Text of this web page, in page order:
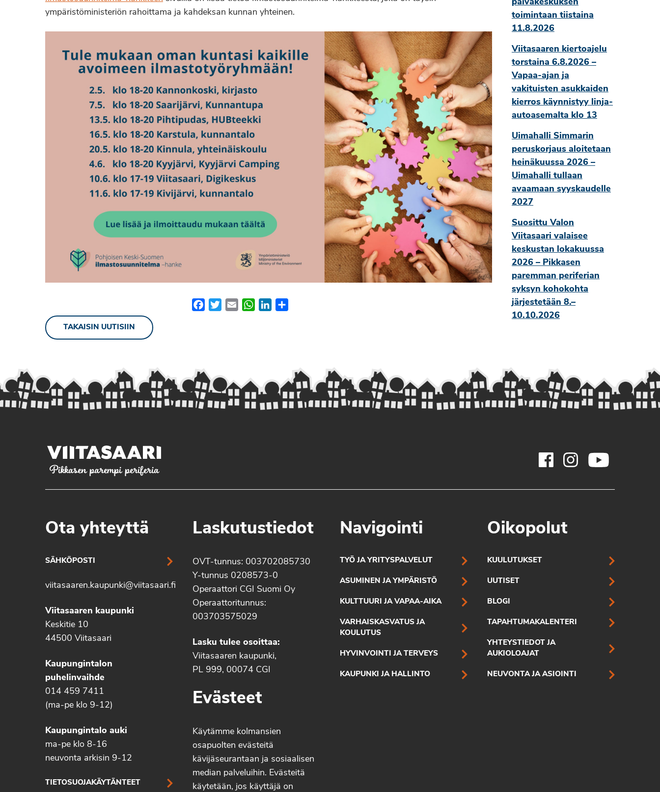
ympäristöministeriön rahoittama ja kahdeksan kunnan yhteinen.
FacebookTwitterEmail WhatsApp
LinkedIn
TAKAISIN UUTISIIN
päiväkeskuksen
toimintaan tiistaina
11.8.2026
Viitasaaren kiertoajelu
torstaina 6.8.2026 –
Vapaa-ajan ja
vakituisten asukkaiden
kierros käynnistyy linja-
autoasemalta klo 13
Uimahalli Simmarin
peruskorjaus aloitetaan
heinäkuussa 2026 –
Uimahalli tullaan
avaamaan syyskaudelle
2027
Suosittu Valon
Viitasaari valaisee
keskustan lokakuussa
2026 – Pikkasen
paremman periferian
syksyn kohokohta
järjestetään 8.–
10.10.2026
Pikkasen parempi periferia
Ota yhteyttä
SÄHKÖPOSTI
viitasaaren.kaupunki@viitasaari.fi
Viitasaaren kaupunki
Keskitie 10
44500 Viitasaari
Kaupungintalon
puhelinvaihde
014 459 7411
(ma-pe klo 9-12)
Kaupungintalo auki
ma-pe klo 8-16
neuvonta arkisin 9-12
TIETOSUOJAKÄYTÄNTEET
Laskutustiedot
OVT-tunnus: 003702085730
Y-tunnus 0208573-0
Operaattori CGI Suomi Oy
Operaattoritunnus:
003703575029
Lasku tulee osoittaa:
Viitasaaren kaupunki,
PL 999, 00074 CGI
Evästeet
Käytämme kolmansien
osapuolten evästeitä
kävijäseurantaan ja sosiaalisen
median palveluihin. Evästeitä
käytetään, jos käyttäjä on
Navigointi
TYÖ JA YRITYSPALVELUT
ASUMINEN JA YMPÄRISTÖ
KULTTUURI JA VAPAA-AIKA
VARHAISKASVATUS JA
KOULUTUS
HYVINVOINTI JA TERVEYS
KAUPUNKI JA HALLINTO
Oikopolut
KUULUTUKSET
UUTISET
BLOGI
TAPAHTUMAKALENTERI
YHTEYSTIEDOT JA
AUKIOLOAJAT
NEUVONTA JA ASIOINTI